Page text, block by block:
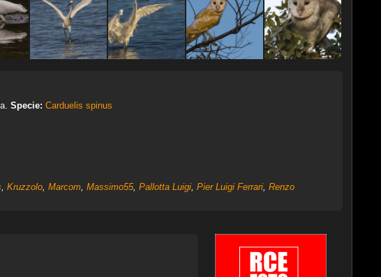
Specie: Carduelis spinus
, Kruzzolo, Marcom, Massimo55, Pallotta Luigi, Pier Luigi Ferrari, Renzo